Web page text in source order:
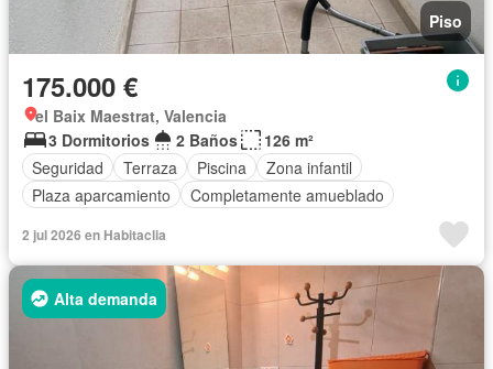
Piso
175.000 €
el Baix Maestrat, Valencia
3 Dormitorios
2 Baños
126 m²
Seguridad
Terraza Piscina
Zona infantil
Plaza aparcamiento
Completamente amueblado
2 jul 2026 en Habitaclia
Alta demanda